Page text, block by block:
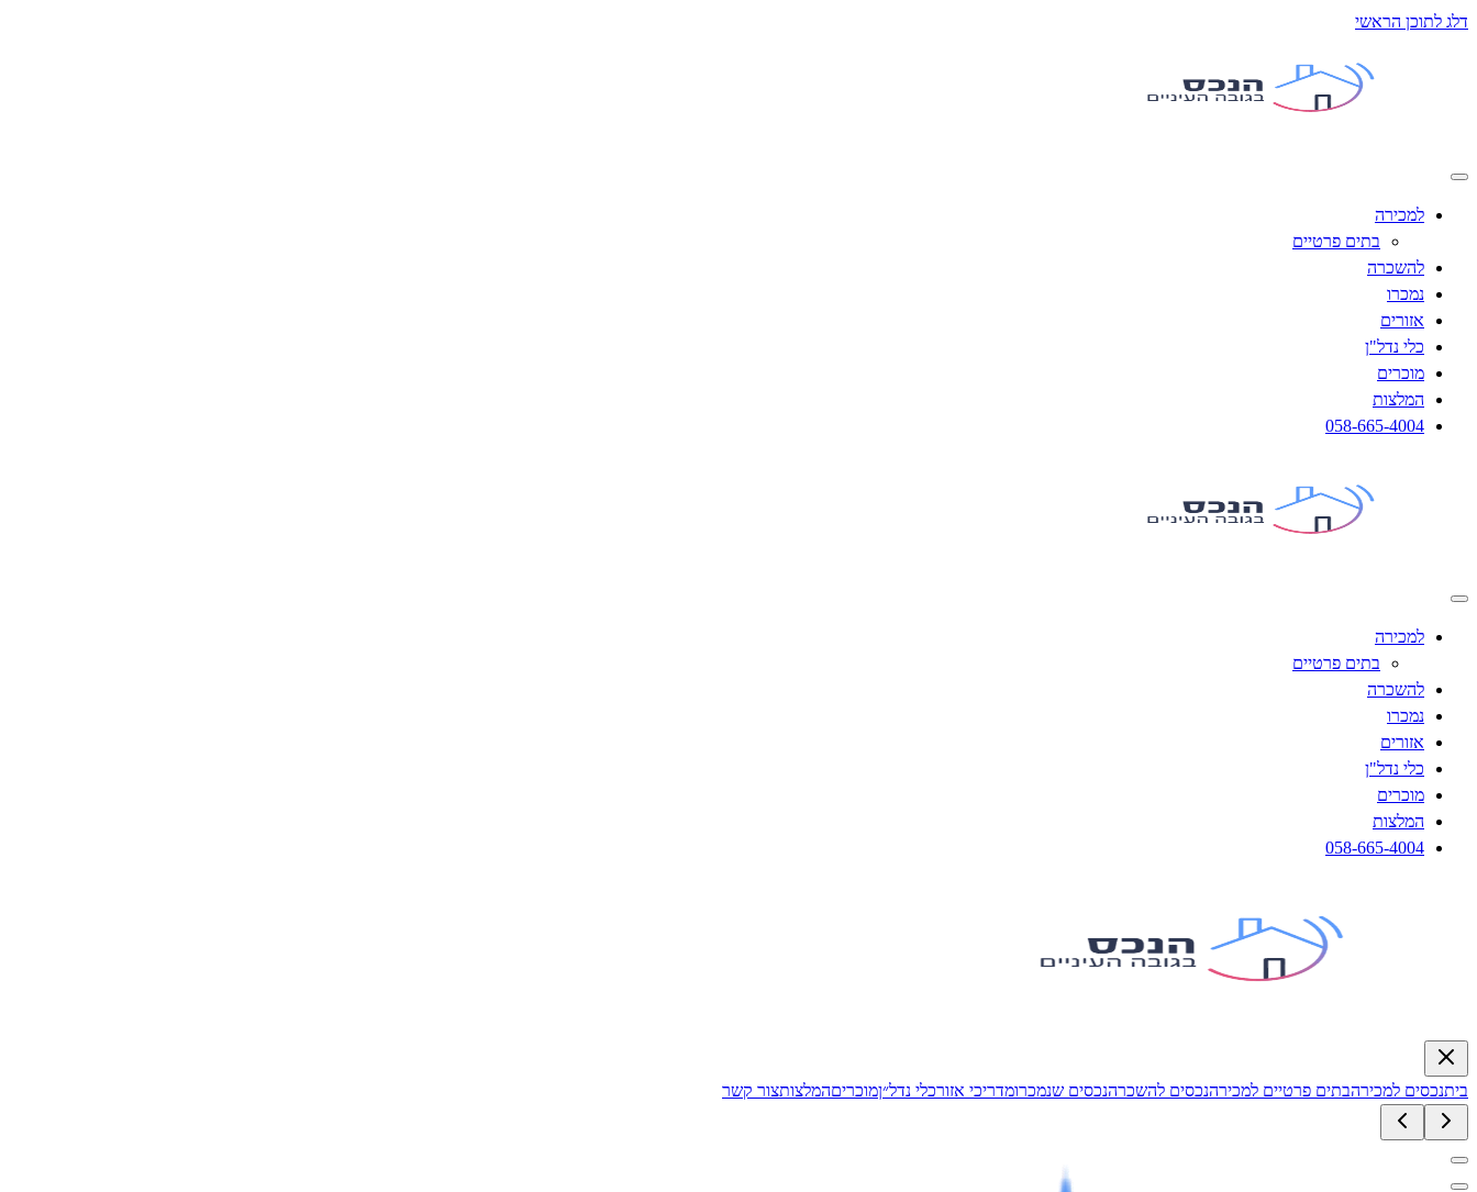
דלג לתוכן הראשי
למכירה
בתים פרטיים
להשכרה
נמכרו
אזורים
כלי נדל"ן
מוכרים
המלצות
058-665-4004
למכירה
בתים פרטיים
להשכרה
נמכרו
אזורים
כלי נדל"ן
מוכרים
המלצות
058-665-4004
ביתנכסים למכירהבתים פרטיים למכירהנכסים להשכרהנכסים שנמכרומדריכי אזורכלי נדל״ןמוכריםהמלצותצור קשר